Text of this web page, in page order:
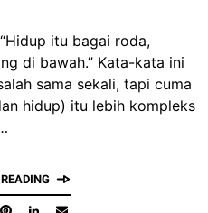
itu bagai roda,
di bawah.” Kata-kata ini
sama sekali, tapi cuma
hidup) itu lebih kompleks